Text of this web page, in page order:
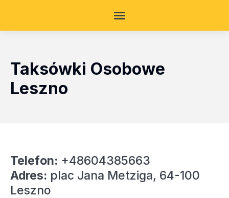
Taksówki Osobowe
Leszno
Telefon: +48604385663
Adres: plac Jana Metziga, 64-100
Leszno